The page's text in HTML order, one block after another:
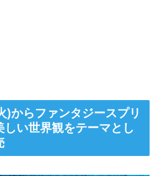
)からファンタジースプリ
しい世界観をテーマとし